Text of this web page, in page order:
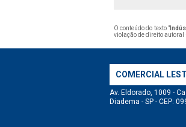
O conteúdo do texto "
violação de direito autoral
COMERCIAL
Av. Eldorado, 1009 -
Diadema - SP - CEP: